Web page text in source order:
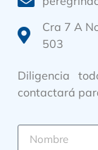
Cra 7 A
503
Diligencia
contactará